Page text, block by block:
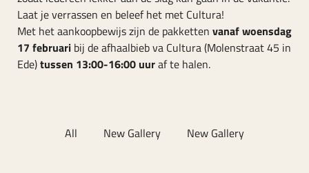
Laat je verrassen en beleef het met Cultura!
Met het aankoopbewijs zijn de pakketten vanaf woensdag
17 februari bij de afhaalbieb va Cultura (Molenstraat 45 in
Ede)tussen 13:00-16:00 uuraf te halen.
All New Gallery New Gallery